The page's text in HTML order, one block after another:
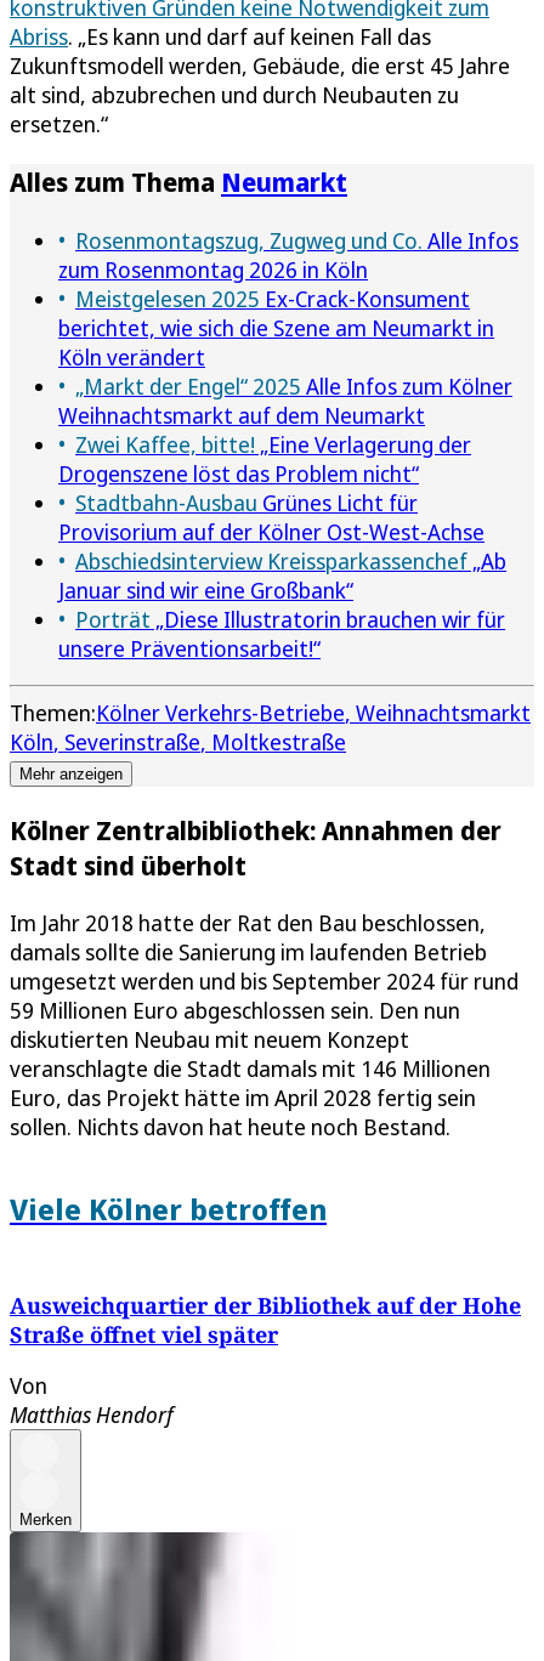
konstruktiven Gründen keine Notwendigkeit zum
Abriss. „Es kann und darf auf keinen Fall das
Zukunftsmodell werden, Gebäude, die erst 45 Jahre
alt sind, abzubrechen und durch Neubauten zu
ersetzen.“
Alles zum Thema Neumarkt
Rosenmontagszug, Zugweg und Co. Alle Infos
zum Rosenmontag 2026 in Köln
Meistgelesen 2025 Ex-Crack-Konsument
berichtet, wie sich die Szene am Neumarkt in
Köln verändert
„Markt der Engel“ 2025 Alle Infos zum Kölner
Weihnachtsmarkt auf dem Neumarkt
Zwei Kaffee, bitte! „Eine Verlagerung der
Drogenszene löst das Problem nicht“
Stadtbahn-Ausbau Grünes Licht für
Provisorium auf der Kölner Ost-West-Achse
Abschiedsinterview Kreissparkassenchef „Ab
Januar sind wir eine Großbank“
Porträt „Diese Illustratorin brauchen wir für
unsere Präventionsarbeit!“
Themen:Kölner Verkehrs-Betriebe Weihnachtsmarkt
Köln Severinstraße Moltkestraße
Mehr anzeigen
Kölner Zentralbibliothek: Annahmen der
Stadt sind überholt
Im Jahr 2018 hatte der Rat den Bau beschlossen,
damals sollte die Sanierung im laufenden Betrieb
umgesetzt werden und bis September 2024 für rund
59 Millionen Euro abgeschlossen sein. Den nun
diskutierten Neubau mit neuem Konzept
veranschlagte die Stadt damals mit 146 Millionen
Euro, das Projekt hätte im April 2028 fertig sein
sollen. Nichts davon hat heute noch Bestand.
Viele Kölner betroffen
Ausweichquartier der Bibliothek auf der Hohe
Straße öffnet viel später
Von
Matthias Hendorf
Merken